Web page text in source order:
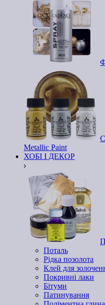
Metallic Paint
ХОБІ І ДЕКОР
Поталь
Рідка позолота
Клей для
Покривні лаки
Бітуми
Патинування